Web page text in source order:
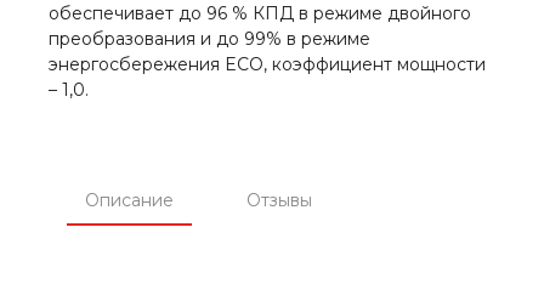
обеспечивает до 96 % КПД в режиме двойного
преобразования и до 99% в режиме
энергосбережения ECO, коэффициент мощности
– 1,0.
Описание Отзывы